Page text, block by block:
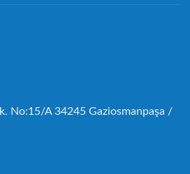
No:15/A 34245 Gaziosmanpaşa /